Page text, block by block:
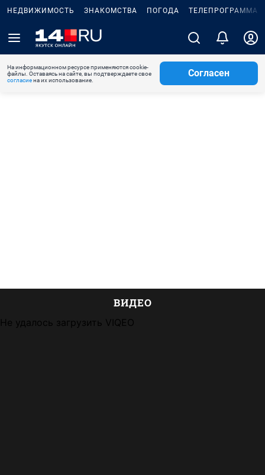
НЕДВИЖИМОСТЬ ЗНАКОМСТВА ПОГОДА ТЕЛЕПРОГРАММА
На информационном ресурсе применяются cookie-
файлы. Оставаясь на сайте, вы подтверждаете свое
согласиена их использование.
Согласен
ВИДЕО
Не удалось загрузить VIQEO